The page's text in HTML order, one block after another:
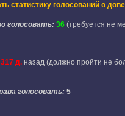
статистику голосований о
голосовать: 36(требуется не
д.назад(должно пройти не
голосовать: 5